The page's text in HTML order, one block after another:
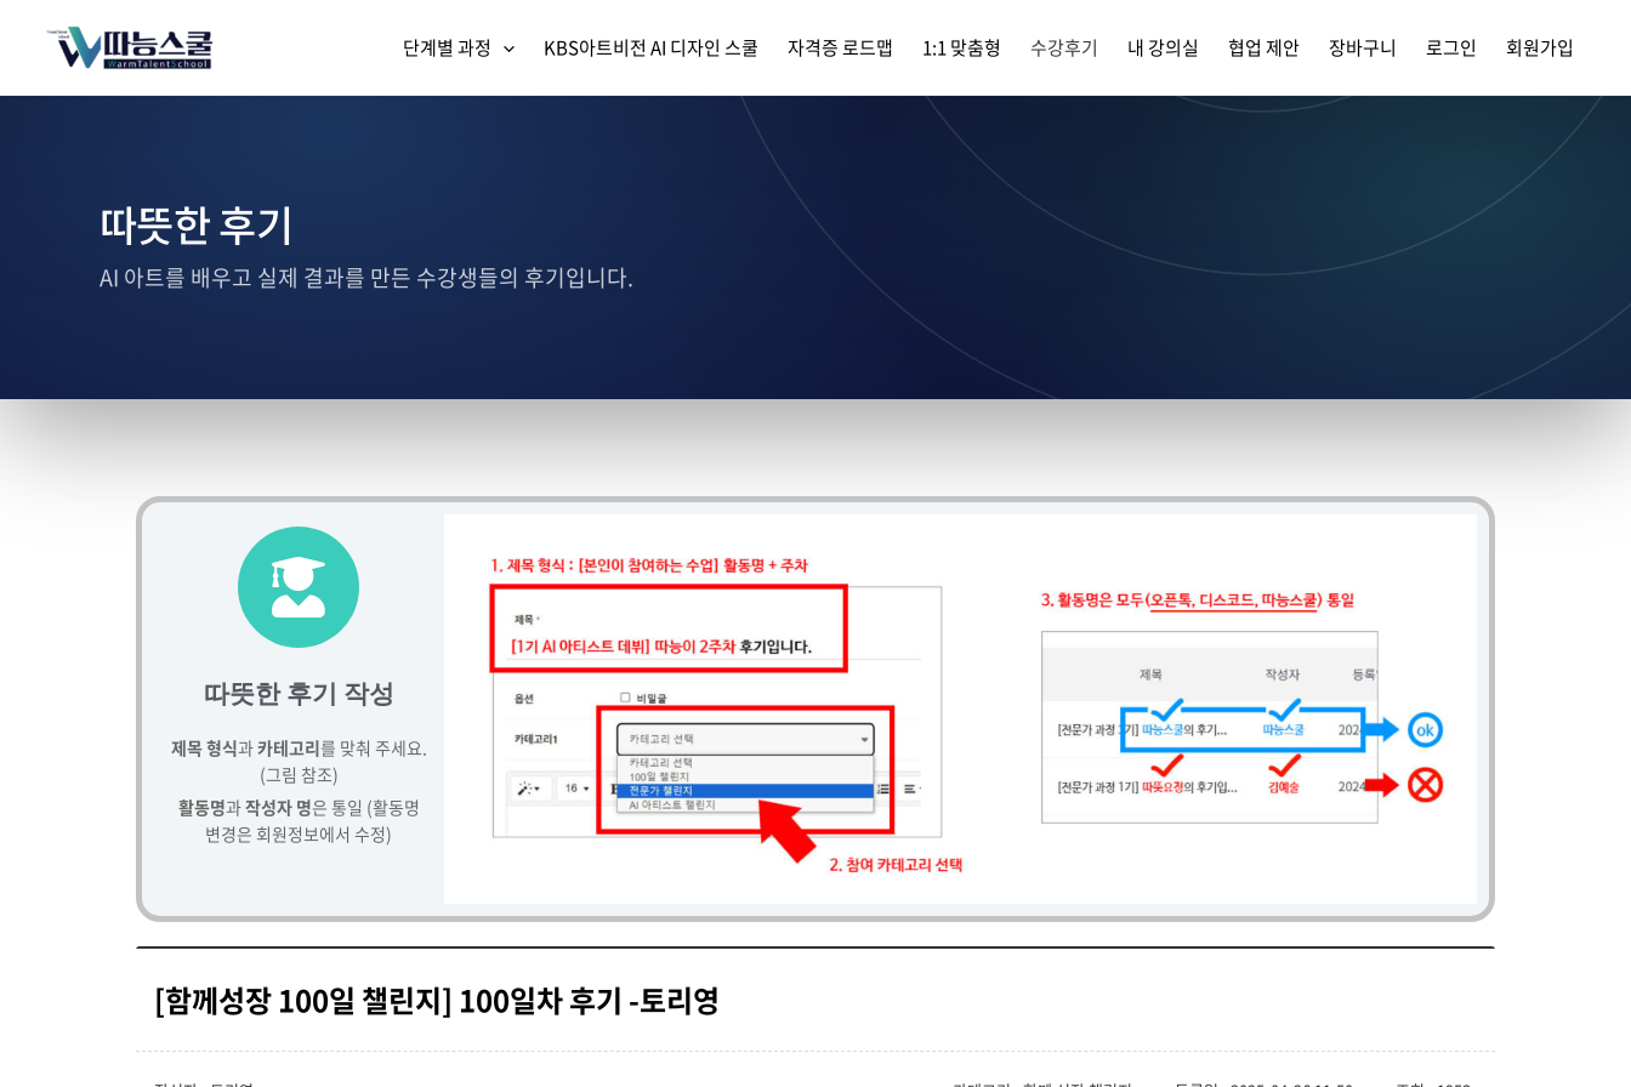
단계별 과정 KBS아트비전 AI 디자인 스쿨 자격증 로드맵 1:1 맞춤형 수강후기 내 강의실 협업 제안 장바구니 로그인 회원가입
따뜻한 후기
AI 아트를 배우고 실제 결과를 만든 수강생들의 후기입니다.
따뜻한 후기 작성
제목 형식과카테고리를 맞춰 주세요.
(그림 참조)
활동명과작성자 명은 통일 (활동명
변경은 회원정보에서 수정)
[함께성장 100일 챌린지] 100일차 후기 -토리영